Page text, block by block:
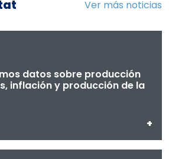
Ver más noticias
datos sobre producción
inflación y producción de la
+